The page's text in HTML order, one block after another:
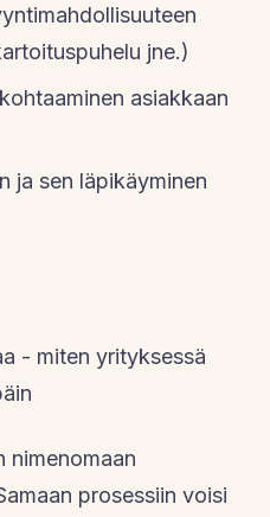
jne.)
asiakkaan
ja sen läpikäyminen
- miten yrityksessä
nimenomaan
prosessiin voisi